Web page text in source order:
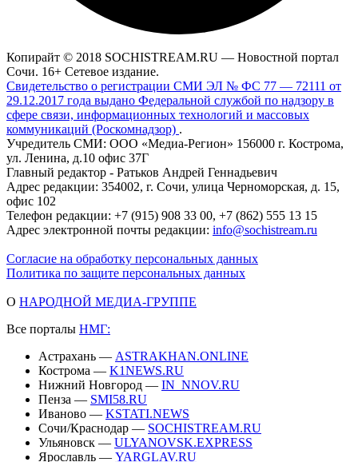
Копирайт © 2018 SOCHISTREAM.RU — Новостной портал
Сочи. 16+ Сетевое издание.
Свидетельство о регистрации СМИ ЭЛ № ФС 77 — 72111 от
29.12.2017 года выдано Федеральной службой по надзору в
сфере связи, информационных технологий и массовых
коммуникаций (Роскомнадзор) .
Учредитель СМИ: ООО «Медиа-Регион» 156000 г. Кострома,
ул. Ленина, д.10 офис 37Г
Главный редактор - Ратьков Андрей Геннадьевич
Адрес редакции: 354002, г. Сочи, улица Черноморская, д. 15,
офис 102
Телефон редакции: +7 (915) 908 33 00, +7 (862) 555 13 15
Адрес электронной почты редакции: info@sochistream.ru
Согласие на обработку персональных данных
Политика по защите персональных данных
О НАРОДНОЙ МЕДИА-ГРУППЕ
Все порталы НМГ:
Астрахань — ASTRAKHAN.ONLINE
Кострома — K1NEWS.RU
Нижний Новгород — IN_NNOV.RU
Пенза — SMI58.RU
Иваново — KSTATI.NEWS
Сочи/Краснодар — SOCHISTREAM.RU
Ульяновск — ULYANOVSK.EXPRESS
Ярославль — YARGLAV.RU